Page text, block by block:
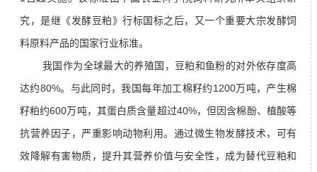
究，是继《发酵豆粕》行标国标之后，又一个重要大宗发酵饲
料原料产品的国家行业标准。
我国作为全球最大的养殖国，豆粕和鱼粉的对外依存度高
达约80%。与此同时，我国每年加工棉籽约1200万吨，产生棉
籽粕约600万吨，其蛋白质含量超过40%，但因含棉酚、植酸等
抗营养因子，严重影响动物利用。通过微生物发酵技术，可有
效降解有害物质，提升其营养价值与安全性，成为替代豆粕和